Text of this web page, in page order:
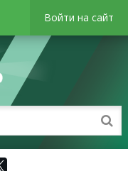
Войти на сайт